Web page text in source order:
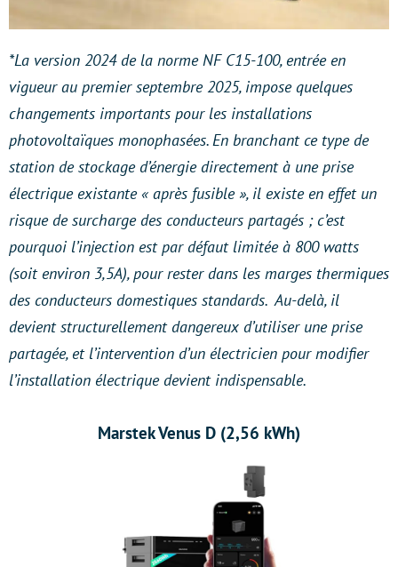
*La version 2024 de la norme NF C15-100, entrée en
vigueur au premier septembre 2025, impose quelques
changements importants pour les installations
photovoltaïques monophasées. En branchant ce type de
station de stockage d’énergie directement à une prise
électrique existante « après fusible », il existe en effet un
risque de surcharge des conducteurs partagés ; c’est
pourquoi l’injection est par défaut limitée à 800 watts
(soit environ 3,5A), pour rester dans les marges thermiques
des conducteurs domestiques standards. Au-delà, il
devient structurellement dangereux d’utiliser une prise
partagée, et l’intervention d’un électricien pour modifier
l’installation électrique devient indispensable.
Marstek Venus D (2,56 kWh)